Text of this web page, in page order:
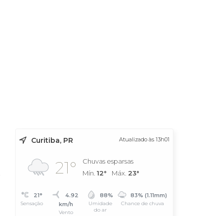
Curitiba, PR Atualizado às 13h01
21°
Chuvas esparsas
Mín. 12° Máx. 23°
21°
Sensação
4.92
km/h
Vento
88%
Umidade
do ar
83% (1.11mm)
Chance de chuva